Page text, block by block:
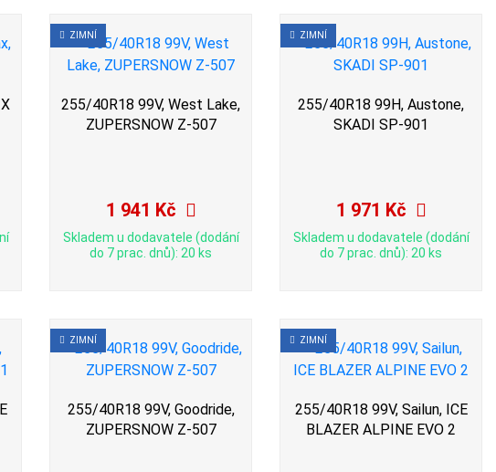
ZIMNÍ
255/40R18 99V, West Lake,
ZUPERSNOW Z-507
1 941 Kč
Skladem u dodavatele (dodání
do 7 prac. dnů): 20 ks
ZIMNÍ
255/40R18 99H, Austone,
SKADI SP-901
1 971 Kč
Skladem u dodavatele (dodání
do 7 prac. dnů): 20 ks
ZIMNÍ
255/40R18 99V, Goodride,
ZUPERSNOW Z-507
ZIMNÍ
255/40R18 99V, Sailun, ICE
BLAZER ALPINE EVO 2